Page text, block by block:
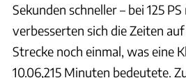
Sekunden schneller – bei 125
verbesserten sich die Zeiten
Strecke noch einmal, was eine
10.06,215 Minuten bedeutete.